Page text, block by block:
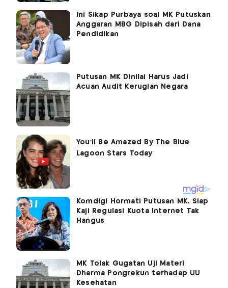
Ini Sikap Purbaya soal MK Putuskan
Anggaran MBG Dipisah dari Dana
Pendidikan
Putusan MK Dinilai Harus Jadi
Acuan Audit Kerugian Negara
Komdigi Hormati Putusan MK, Siap
Kaji Regulasi Kuota Internet Tak
Hangus
MK Tolak Gugatan Uji Materi
Dharma Pongrekun terhadap UU
Kesehatan